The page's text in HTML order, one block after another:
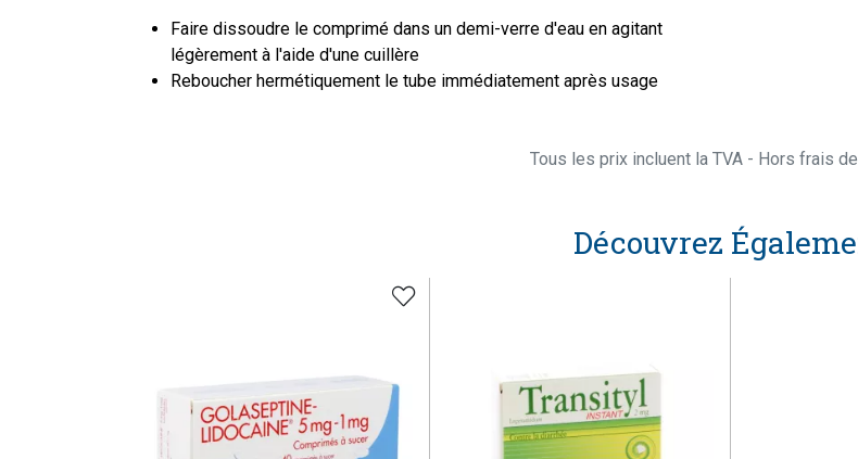
Faire dissoudre le comprimé dans un demi-verre d'eau en agitant
légèrement à l'aide d'une cuillère
Reboucher hermétiquement le tube immédiatement après usage
Tous les prix incluent la TVA - Hors frais
Découvrez